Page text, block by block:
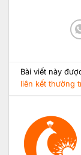
Bài viết này
liên kết thường